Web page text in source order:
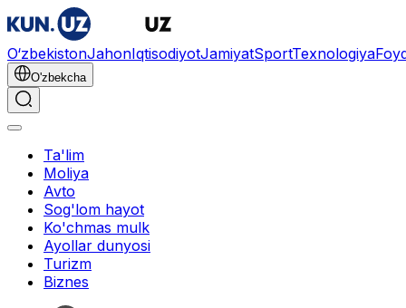
O‘zbekistonJahonIqtisodiyotJamiyatSportTexnologiya
O'zbekcha
Ta'lim
Moliya
Avto
Sog'lom hayot
Ko'chmas mulk
Ayollar dunyosi
Turizm
Biznes